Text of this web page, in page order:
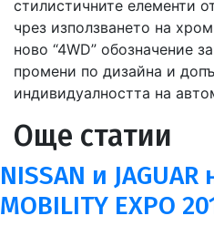
стилистичните елементи
чрез използването на
ново “4WD” обозначение
промени по дизайна и
индивидуалността на
Още статии
NISSAN и JAGUAR
MOBILITY EXPO